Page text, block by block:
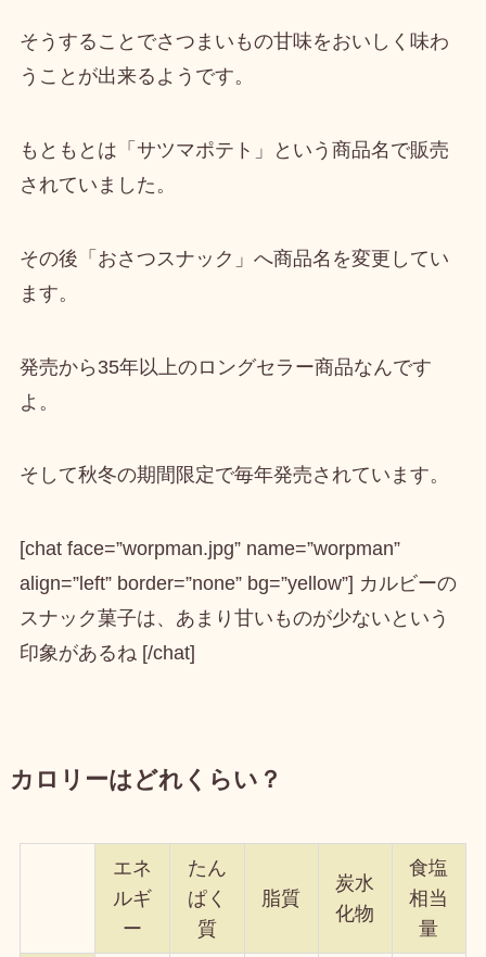
そうすることでさつまいもの甘味をおいしく味わ
うことが出来るようです。
もともとは 「サツマポテト」という商品名 で販売
されていました。
その後「おさつスナック」へ商品名を変更してい
ます。
発売から35年以上のロングセラー商品なんです
よ。
そして秋冬の期間限定で毎年発売されています。
[chat face=”worpman.jpg” name=”worpman”
align=”left” border=”none” bg=”yellow”] カルビーの
スナック菓子は、あまり甘いものが少ないという
印象があるね [/chat]
カロリーはどれくらい？
エネ
ルギ
ー
たん
ぱく
質
脂質
炭水
化物
食塩
相当
量